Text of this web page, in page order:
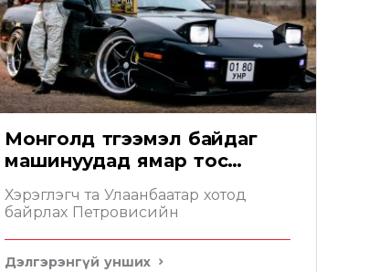
Монголд түгээмэл байдаг
машинуудад ямар тос
Хэрэглэгч та Улаанбаатар хотод
байрлах Петровисийн
Дэлгэрэнгүй унших